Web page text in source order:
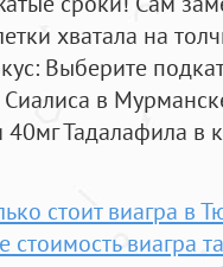
хватала на
Выберите
в
Тадалафила в
стоит виагра в
стоимость виагра